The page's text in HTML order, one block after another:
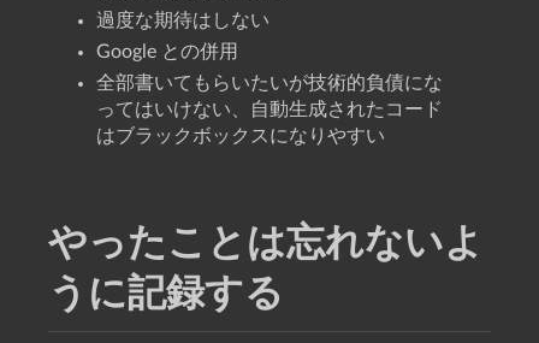
過度な期待はしない
Google との併用
全部書いてもらいたいが技術的負債にな
ってはいけない、自動生成されたコード
はブラックボックスになりやすい
やったことは忘れないよ
うに記録する